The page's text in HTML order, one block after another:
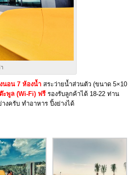
นอน 7 ห้องน้ำ สระว่ายน้ำส่วนตัว (ขนาด 5×10
ะพูล (Wi-Fi) ฟรี รองรับลูกค้าได้ 18-22 ท่าน
งครับ ทำอาหาร ปิ้งย่างได้